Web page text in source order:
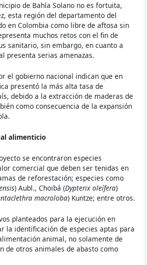
de Bahía Solano no es fortuita,
esta región del departamento del
en Colombia como libre de aftosa sin
muchos retos con el fin de
sanitario, sin embargo, en cuanto a
presenta serias amenazas.
el gobierno nacional indican que en
presentó la más alta tasa de
debido a la extracción de maderas de
como consecuencia de la expansión
alimenticio
se encontraron especies
comercial que deben ser tenidas en
de reforestación; especies como
) Aubl., Choibá (Dypterix oleífera)
macroloba) Kuntze; entre otros.
planteados para la ejecución en
la identificación de especies aptas para
animal, no solamente de
de otros animales de abasto como